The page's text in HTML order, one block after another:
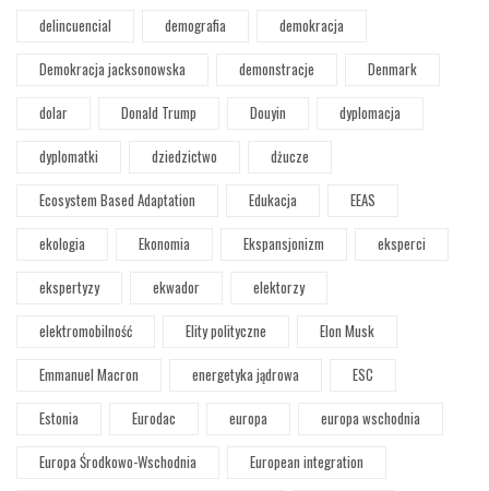
delincuencial demografia
demokracja
Demokracja jacksonowska
demonstracje
Denmark
dolar
Donald Trump Douyin
dyplomacja
dyplomatki
dziedzictwo
dżucze
Ecosystem Based Adaptation
Edukacja
EEAS
ekologia
Ekonomia Ekspansjonizm
eksperci
ekspertyzy
ekwador
elektorzy
elektromobilność
Elity polityczne
Elon Musk
Emmanuel Macron
energetyka jądrowa
ESC
Estonia
Eurodac europa
europa wschodnia
Europa Środkowo-Wschodnia
European integration